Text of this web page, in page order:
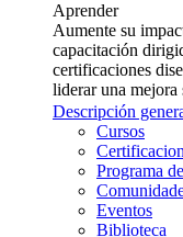
Aprender
Aumente su
capacitación
certificaciones
liderar una
Descripción
Cursos
Programa
Eventos
Biblioteca